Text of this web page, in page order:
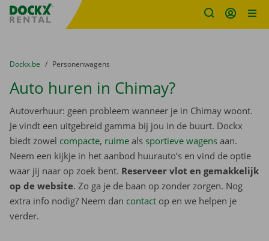
Fratello DEMO
U bevindt zich hier:
van
Dockx.be naar
Personenwagens
Auto huren in Chimay?
Autoverhuur: geen probleem wanneer je in Chimay woont.
Je vindt een uitgebreid gamma bij jou in de buurt. Dockx
biedt zowel compacte, ruime als sportieve wagens aan.
Neem een kijkje in het aanbod huurauto’s en vind de optie
waar jij naar op zoek bent. Reserveer vlot en gemakkelijk
op de website. Zo ga je de baan op zonder zorgen. Nog
extra info nodig? Neem dan contact op en we helpen je
verder.